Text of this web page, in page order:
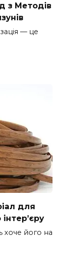
з Методів
— це
для
хоче його на